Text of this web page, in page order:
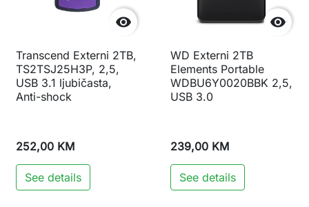

Transcend Externi 2TB,
TS2TSJ25H3P, 2,5,
USB 3.1 ljubičasta,
Anti-shock
252,00 KM
See details

WD Externi 2TB
Elements Portable
WDBU6Y0020BBK 2,5,
USB 3.0
239,00 KM
See details